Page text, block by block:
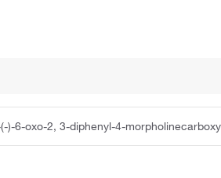
)-6-oxo-2, 3-diphenyl-4-